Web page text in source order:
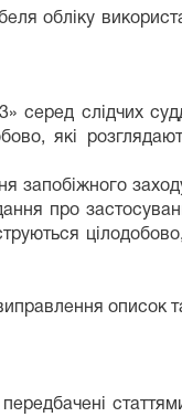
обліку
серед слідчих
які
запобіжного
про
цілодобово,
описок